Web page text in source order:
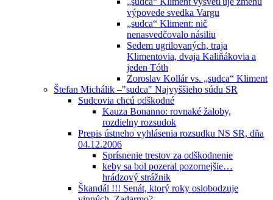
výpovede svedka Vargu
„sudca“ Kliment: nič
nenasvedčovalo násiliu
Sedem ugrilovaných, traja
Klimentovia, dvaja Kaliňákovia a
jeden Tóth
Zoroslav Kollár vs. „sudca“ Kliment
Štefan Michálik –"sudca" Najvyššieho súdu SR
Sudcovia chcú odškodné
Kauza Bonanno: rovnaké žaloby,
rozdielny rozsudok
Prepis ústneho vyhlásenia rozsudku NS SR, dňa
04.12.2006
Sprísnenie trestov za odškodnenie
keby sa bol pozeral pozornejšie…
hrádzový strážnik
Škandál !!! Senát, ktorý roky oslobodzuje